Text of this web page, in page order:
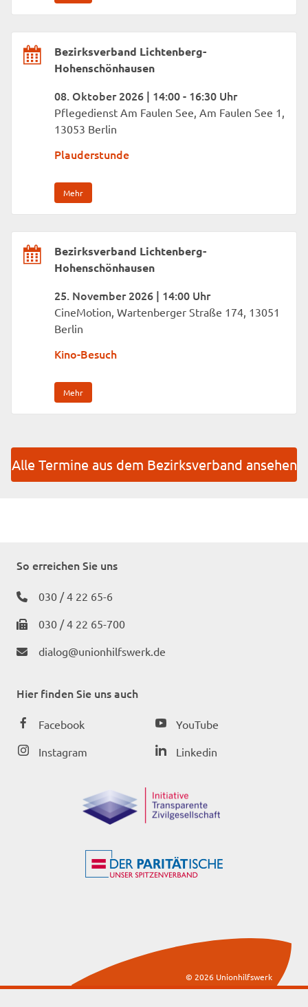
Bezirksverband Lichtenberg-
Hohenschönhausen
08. Oktober 2026 | 14:00 - 16:30 Uhr
Pflegedienst Am Faulen See, Am Faulen See 1,
13053 Berlin
Plauderstunde
Mehr
Bezirksverband Lichtenberg-
Hohenschönhausen
25. November 2026 | 14:00 Uhr
CineMotion, Wartenberger Straße 174, 13051
Berlin
Kino-Besuch
Mehr
Alle Termine aus dem Bezirksverband ansehen
So erreichen Sie uns
030 / 4 22 65-6
030 / 4 22 65-700
dialog@unionhilfswerk.de
Hier finden Sie uns auch
Facebook
Instagram
YouTube
Linkedin
© 2026 Unionhilfswerk